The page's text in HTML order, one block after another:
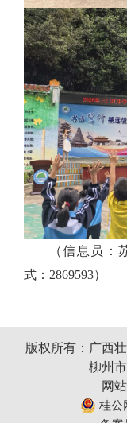
（信息员
式：2869593）
版权所有：广西
柳州
网
桂公